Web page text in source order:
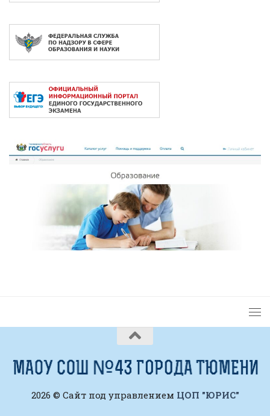
2026 © Сайт под управлением ЦОП "ЮРИС"